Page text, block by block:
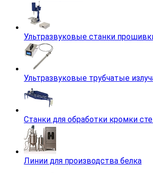
Ультразвуковые станки
Ультразвуковые трубчатые
Станки для обработки кромки
Линии для производства белка